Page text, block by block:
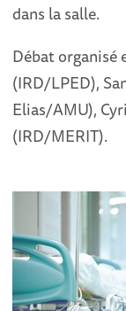
dans la salle.
Débat organisé
(IRD/LPED),
Elias/AMU),
(IRD/MERIT).